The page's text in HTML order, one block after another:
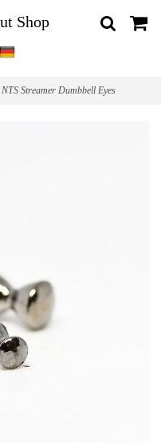
Shop
NTS Streamer Dumbbell Eyes